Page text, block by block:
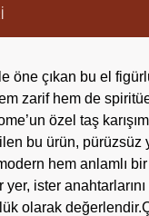
öne çıkan bu el
zarif hem de
özel taş
bu ürün, pürüzsüz
hem anlamlı
yer, ister
olarak